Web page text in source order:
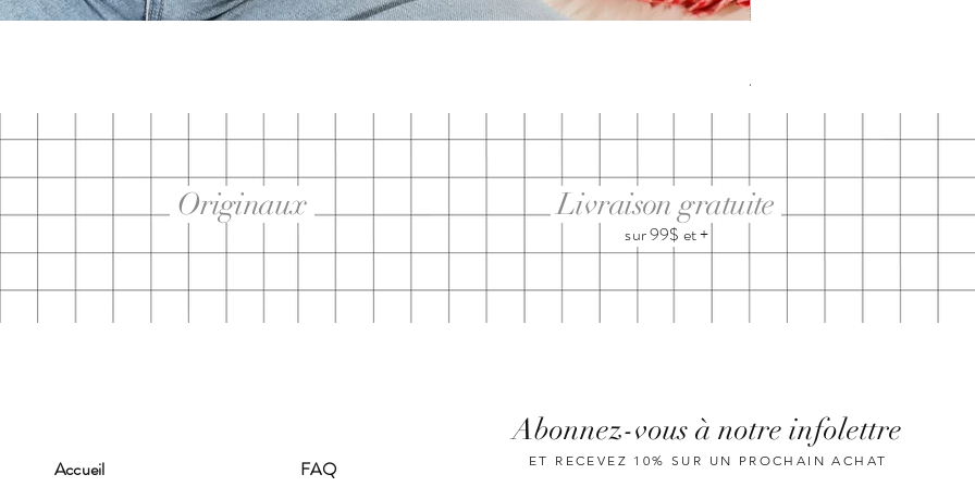
Prix
29,95 $
Originaux
sur 99$ et +
Livraison gratuite
Accueil FAQ
Abonnez-vous à notre infolettre
ET RECEVEZ 10% SUR UN PROCHAIN ACHAT